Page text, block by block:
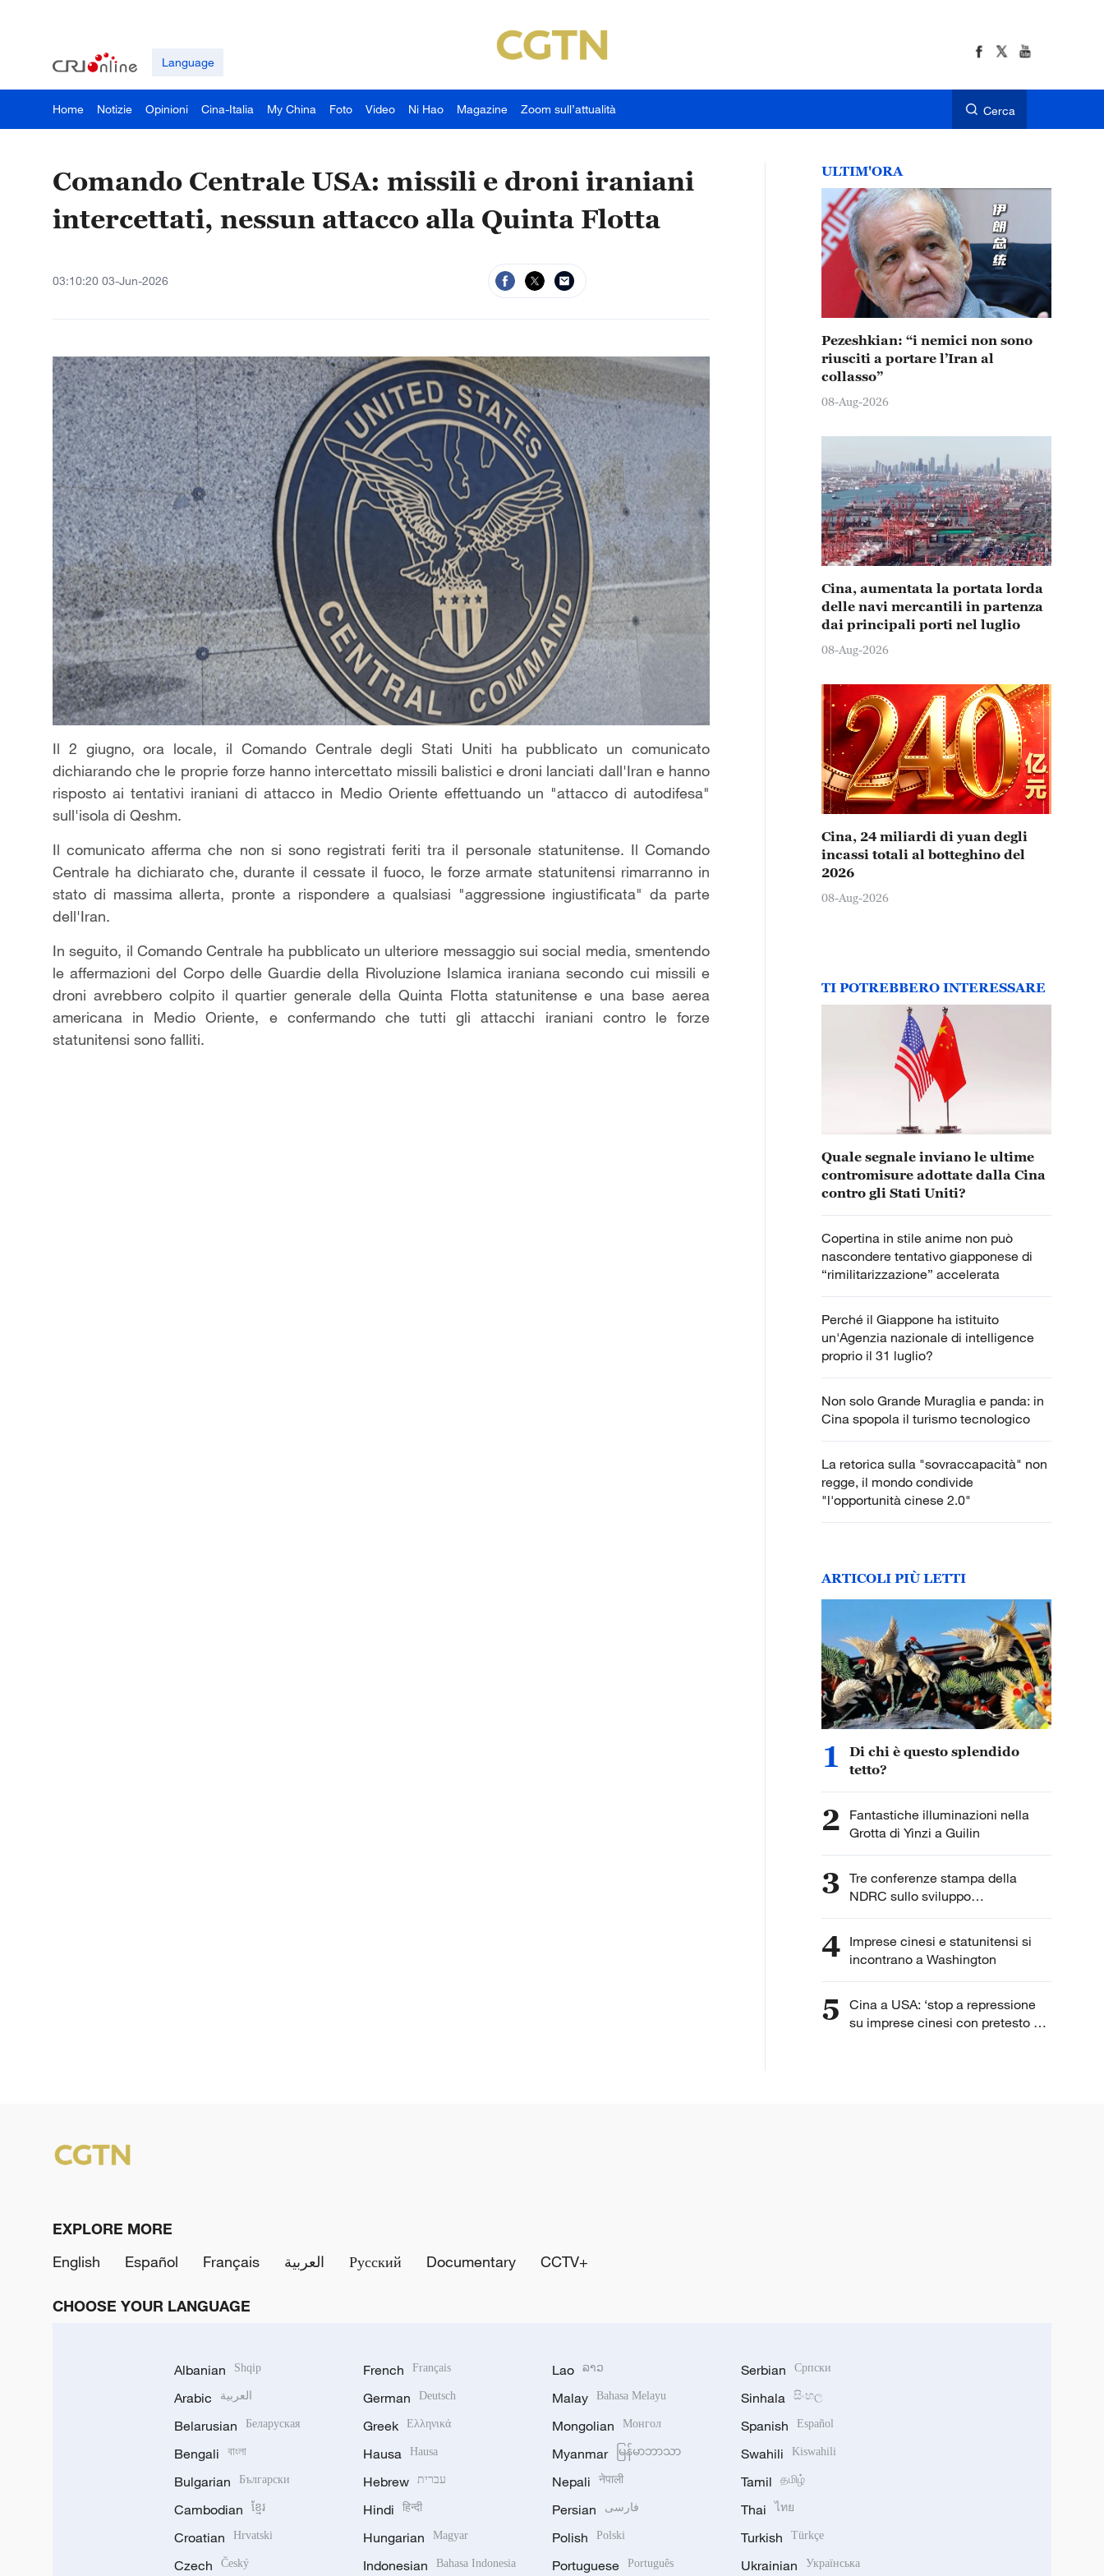
Language
Home Notizie Opinioni Cina-Italia My China Foto Video Ni Hao Magazine Zoom sull’attualità Cerca
Comando Centrale USA: missili e droni iraniani
intercettati, nessun attacco alla Quinta Flotta
03:10:20 03-Jun-2026
Il 2 giugno, ora locale, il Comando Centrale degli Stati Uniti ha pubblicato un comunicato
dichiarando che le proprie forze hanno intercettato missili balistici e droni lanciati dall'Iran e hanno
risposto ai tentativi iraniani di attacco in Medio Oriente effettuando un "attacco di autodifesa"
sull'isola di Qeshm.
Il comunicato afferma che non si sono registrati feriti tra il personale statunitense. Il Comando
Centrale ha dichiarato che, durante il cessate il fuoco, le forze armate statunitensi rimarranno in
stato di massima allerta, pronte a rispondere a qualsiasi "aggressione ingiustificata" da parte
dell'Iran.
In seguito, il Comando Centrale ha pubblicato un ulteriore messaggio sui social media, smentendo
le affermazioni del Corpo delle Guardie della Rivoluzione Islamica iraniana secondo cui missili e
droni avrebbero colpito il quartier generale della Quinta Flotta statunitense e una base aerea
americana in Medio Oriente, e confermando che tutti gli attacchi iraniani contro le forze
statunitensi sono falliti.
ULTIM'ORA
Pezeshkian: “i nemici non sono
riusciti a portare l’Iran al
collasso”
08-Aug-2026
Cina, aumentata la portata lorda
delle navi mercantili in partenza
dai principali porti nel luglio
08-Aug-2026
Cina, 24 miliardi di yuan degli
incassi totali al botteghino del
2026
08-Aug-2026
TI POTREBBERO INTERESSARE
Quale segnale inviano le ultime
contromisure adottate dalla Cina
contro gli Stati Uniti?
Copertina in stile anime non può
nascondere tentativo giapponese di
“rimilitarizzazione” accelerata
Perché il Giappone ha istituito
un'Agenzia nazionale di intelligence
proprio il 31 luglio?
Non solo Grande Muraglia e panda: in
Cina spopola il turismo tecnologico
La retorica sulla "sovraccapacità" non
regge, il mondo condivide
"l'opportunità cinese 2.0"
ARTICOLI PIÙ LETTI
1
Di chi è questo splendido
tetto?
2
Fantastiche illuminazioni nella
Grotta di Yinzi a Guilin
3 Tre conferenze stampa della
NDRC sullo sviluppo
dell'intelligenza artificiale
4 Imprese cinesi e statunitensi si
incontrano a Washington
5
Cina a USA: ‘stop a repressione
su imprese cinesi con pretesto di
EXPLORE MORE
English
Español Français العربية Русский Documentary CCTV+
CHOOSE YOUR LANGUAGE
Albanian Shqip
Arabic العربية
Belarusian Беларуская
Bengali বাংলা
Bulgarian Български
Cambodian ខ្មែរ
Croatian Hrvatski
Czech Český
French Français
German Deutsch
Greek Ελληνικά
Hausa Hausa
Hebrew עברית
Hindi हिन्दी
Hungarian Magyar
Indonesian Bahasa Indonesia
Lao ລາວ
Malay Bahasa Melayu
Mongolian Монгол
Myanmar မြန်မာဘာသာ
Nepali नेपाली
Persian فارسی
Polish Polski
Portuguese Português
Serbian Српски
Sinhala සිංහල
Spanish Español
Swahili Kiswahili
Tamil தமிழ்
Thai ไทย
Turkish Türkçe
Ukrainian Українська